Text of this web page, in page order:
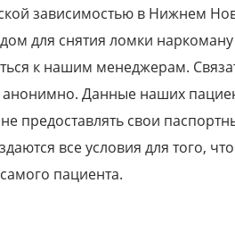
зависимостью в Нижнем
для снятия ломки
к нашим менеджерам.
Данные наших
предоставлять свои
все условия для того,
пациента.